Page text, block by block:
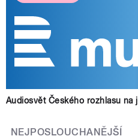
Audiosvět Českého rozhlasu na
NEJPOSLOUCHANĚJŠÍ